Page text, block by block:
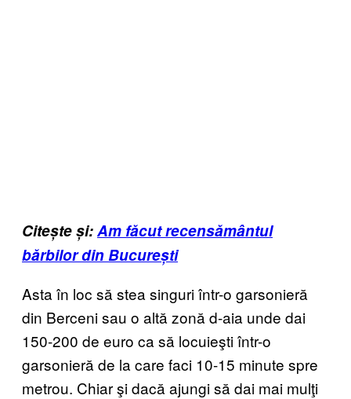
Citește și:Am făcut recensământul
bărbilor din București
Asta în loc să stea singuri într-o garsonieră
din Berceni sau o altă zonă d-aia unde dai
150-200 de euro ca să locuieşti într-o
garsonieră de la care faci 10-15 minute spre
metrou. Chiar şi dacă ajungi să dai mai mulţi